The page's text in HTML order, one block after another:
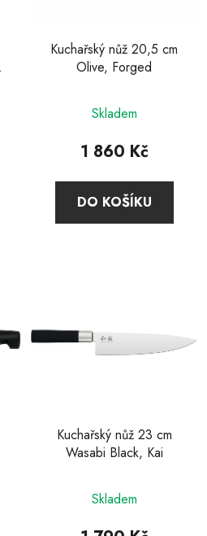
Kuchařský nůž 20,5 cm
Olive, Forged
Skladem
1 860 Kč
DO KOŠÍKU
Kuchařský nůž 23 cm
Wasabi Black, Kai
Skladem